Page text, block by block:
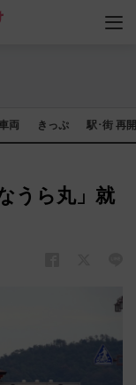
両 きっぷ 駅･街 再
うら丸」就